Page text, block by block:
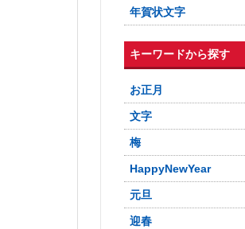
年賀状文字
キーワードから探す
お正月
文字
梅
HappyNewYear
元旦
迎春